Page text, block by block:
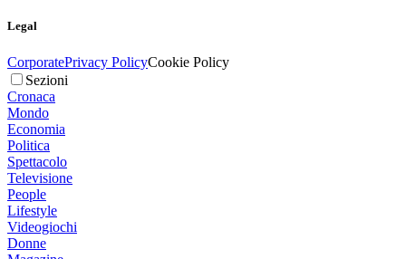
Legal
CorporatePrivacy PolicyCookie Policy
Sezioni
Cronaca
Mondo
Economia
Politica
Spettacolo
Televisione
People
Lifestyle
Videogiochi
Donne